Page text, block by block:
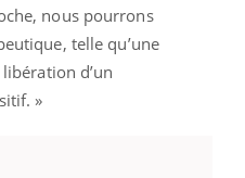
nous pourrons
telle qu’une
d’un
»